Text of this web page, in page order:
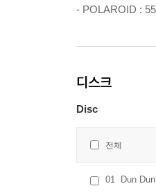
- POLAROID :
디스크
Disc
전체
01 Dun